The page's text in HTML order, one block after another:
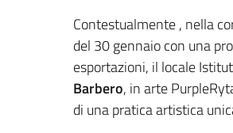
Contestualmente , nella
del 30 gennaio con una
esportazioni, il locale
Barbero, in arte
di una pratica artistica